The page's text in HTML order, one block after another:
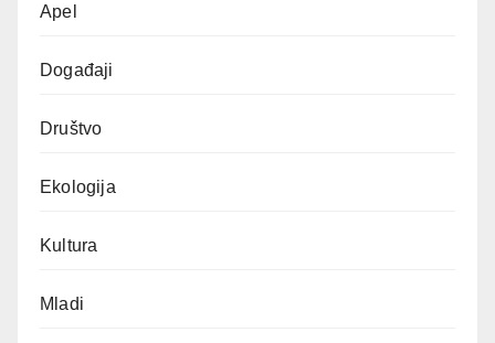
Apel
Događaji
Društvo
Ekologija
Kultura
Mladi